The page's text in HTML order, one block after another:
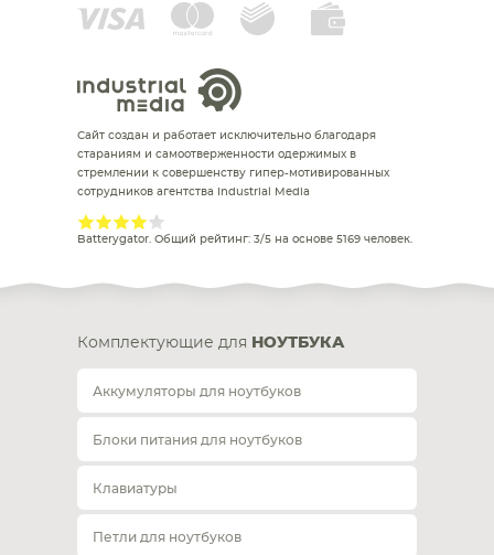
Сайт создан и работает исключительно благодаря
стараниям и самоотверженности одержимых в
стремлении к совершенству гипер-мотивированных
сотрудников агентства Industrial Media
Batterygator. Общий рейтинг: 3/5 на основе 5169 человек.
Комплектующие для НОУТБУКА
Аккумуляторы для ноутбуков
Блоки питания для ноутбуков
Клавиатуры
Петли для ноутбуков